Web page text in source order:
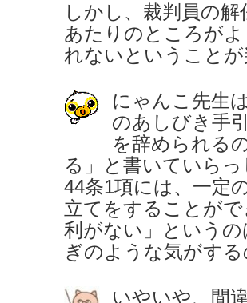
しかし、裁判員の
あたりのところが
れないということ
にゃんこ先生
のあしびき手
を辞められる
る」と書いていら
44条1項には、一定
立てをすることが
利がない」という
ぎのような気がする
いやいや、間